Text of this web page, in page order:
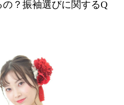
？振袖選びに関するQ